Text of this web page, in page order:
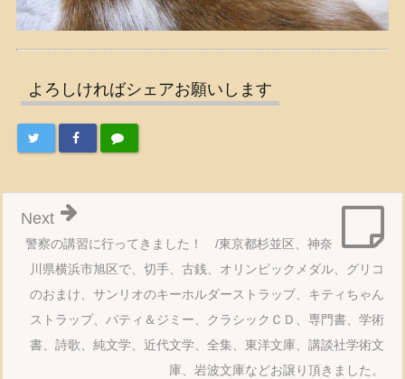
よろしければシェアお願いします
警察の講習に行ってきました！ /東京都杉並区、神奈
川県横浜市旭区で、切手、古銭、オリンピックメダル、グリコ
のおまけ、サンリオのキーホルダーストラップ、キティちゃん
ストラップ、パティ＆ジミー、クラシックＣＤ、専門書、学術
書、詩歌、純文学、近代文学、全集、東洋文庫、講談社学術文
庫、岩波文庫などお譲り頂きました。
Next